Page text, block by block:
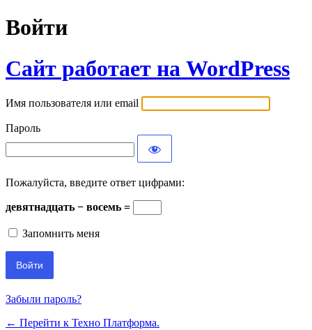
Войти
Сайт работает на WordPress
Имя пользователя или email
Пароль
Пожалуйста, введите ответ цифрами:
девятнадцать − восемь =
Запомнить меня
Забыли пароль?
← Перейти к Техно Платформа.